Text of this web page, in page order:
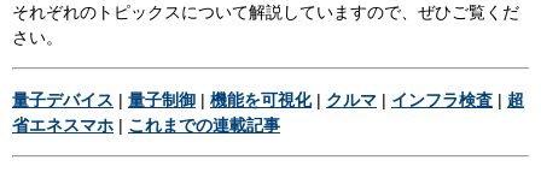
それぞれのトピックスについて解説していますので、ぜひご覧くだ
さい。
量子デバイス | 量子制御 | 機能を可視化| クルマ | インフラ検査 | 超
省エネスマホ | これまでの連載記事